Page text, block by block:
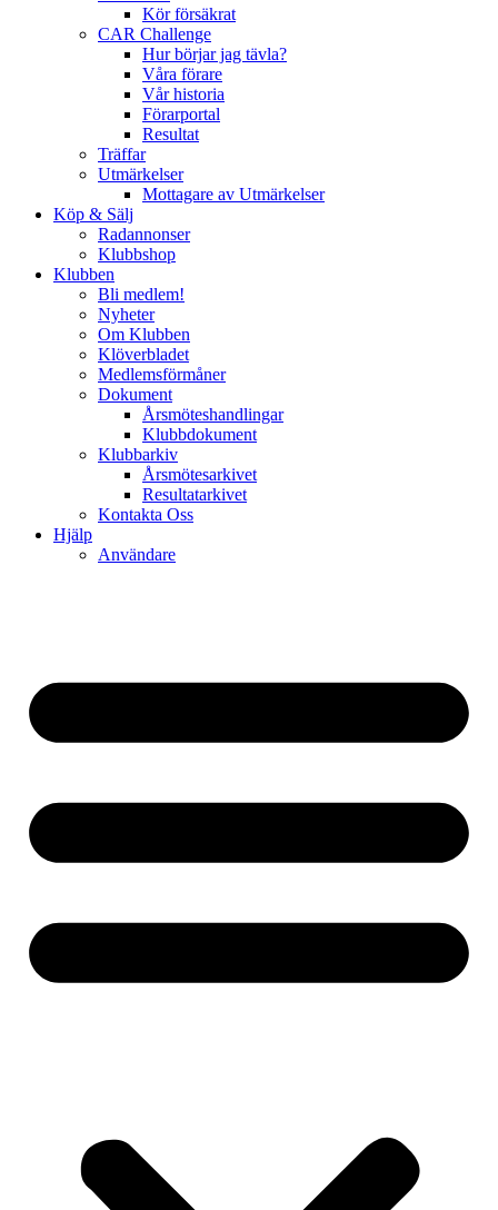
Kör försäkrat
CAR Challenge
Hur börjar jag tävla?
Våra förare
Vår historia
Förarportal
Resultat
Träffar
Utmärkelser
Mottagare av Utmärkelser
Köp & Sälj
Radannonser
Klubbshop
Klubben
Bli medlem!
Nyheter
Om Klubben
Klöverbladet
Medlemsförmåner
Dokument
Årsmöteshandlingar
Klubbdokument
Klubbarkiv
Årsmötesarkivet
Resultatarkivet
Kontakta Oss
Hjälp
Användare